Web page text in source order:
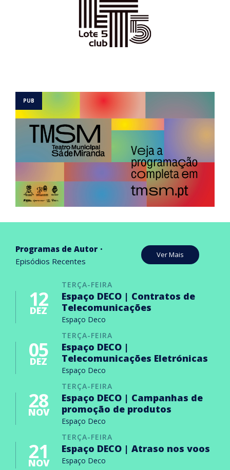
Programas de Autor
Episódios Recentes
Ver Mais
TERÇA-FEIRA
12
DEZ
Espaço DECO | Contratos de
Telecomunicações
Espaço Deco
TERÇA-FEIRA
05
DEZ
Espaço DECO |
Telecomunicações Eletrónicas
Espaço Deco
TERÇA-FEIRA
28
NOV
Espaço DECO | Campanhas de
promoção de produtos
Espaço Deco
TERÇA-FEIRA
21
NOV
Espaço DECO | Atraso nos voos
Espaço Deco